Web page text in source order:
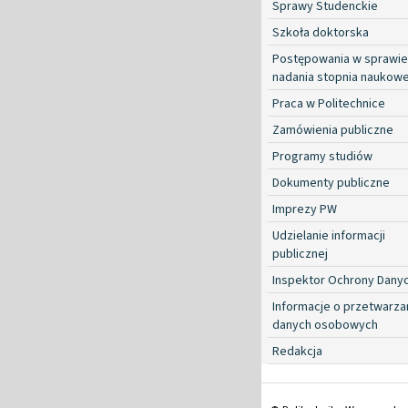
Sprawy Studenckie
Szkoła doktorska
Postępowania w sprawie
nadania stopnia
Praca w Politechnice
Zamówienia publiczne
Programy studiów
Dokumenty publiczne
Imprezy PW
Udzielanie informacji
publicznej
Inspektor Ochrony
Informacje o
danych osobowych
Redakcja